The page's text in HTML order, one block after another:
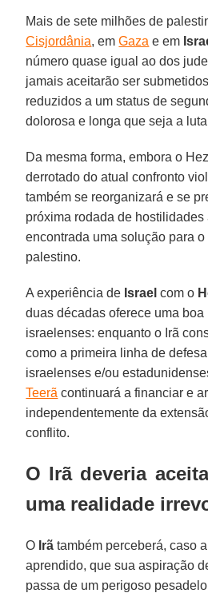
Mais de sete milhões de
Cisjordânia, emGaza e em
número quase igual ao dos
jamais aceitarão ser
reduzidos a um status de
dolorosa e longa que seja a
Da mesma forma, embora o
derrotado do atual confronto
também se reorganizará e se
próxima rodada de hostilidades
encontrada uma solução para
palestino.
A experiência de Israel com o
duas décadas oferece uma
israelenses: enquanto o Irã
como a primeira linha de
israelenses e/ou
Teerã continuará a financiar e
independentemente da
conflito.
O Irã deveria
uma realidade
O Irã também perceberá, caso
aprendido, que sua aspiração
passa de um perigoso